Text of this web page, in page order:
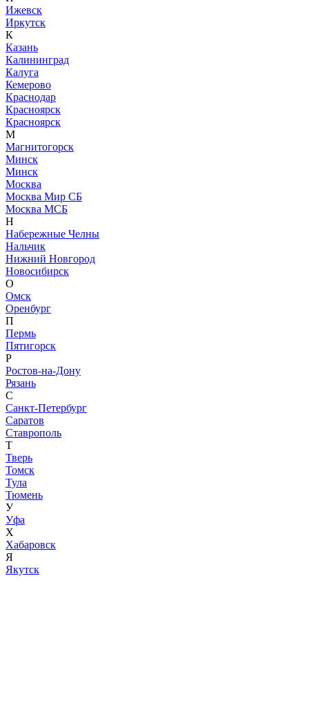
Ижевск
Иркутск
К
Казань
Калининград
Калуга
Кемерово
Краснодар
Красноярск
Красноярск
М
Магнитогорск
Минск
Минск
Москва
Москва Мир СБ
Москва МСБ
Н
Набережные Челны
Нальчик
Нижний Новгород
Новосибирск
О
Омск
Оренбург
П
Пермь
Пятигорск
Р
Ростов-на-Дону
Рязань
С
Санкт-Петербург
Саратов
Ставрополь
Т
Тверь
Томск
Тула
Тюмень
У
Уфа
Х
Хабаровск
Я
Якутск